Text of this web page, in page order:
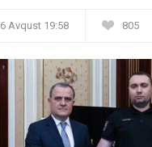
6 Avqust 19:58 805